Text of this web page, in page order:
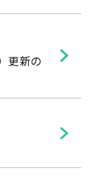
更新の